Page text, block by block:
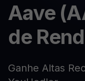
Aave
de
Ganhe Altas